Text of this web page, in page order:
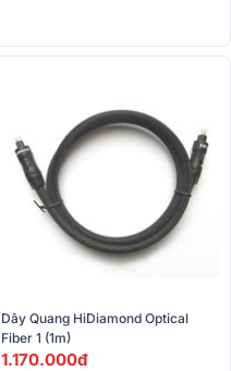
Dây Quang HiDiamond Optical
Fiber 1 (1m)
1.170.000đ